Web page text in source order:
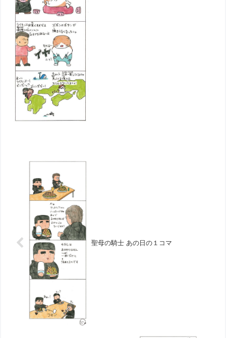
聖母の騎士 あの日の１コマ